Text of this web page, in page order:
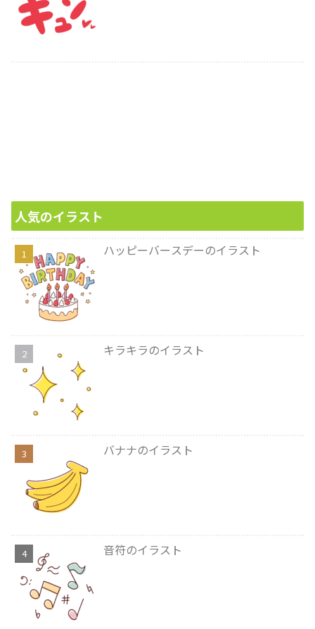
人気のイラスト
ハッピーバースデーのイラスト
キラキラのイラスト
バナナのイラスト
音符のイラスト